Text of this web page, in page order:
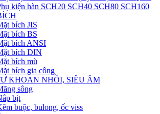
kiện hàn SCH20 SCH40 SCH80 SCH160
bích JIS
bích BS
bích ANSI
bích DIN
bích mù
bích gia công
KHOAN NHỒI, SIÊU ÂM
sông
bịt
buộc, bulong, ốc viss